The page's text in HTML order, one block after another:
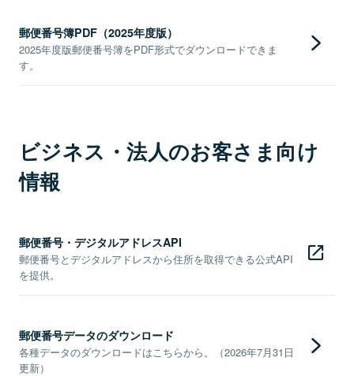
郵便番号簿PDF（2025年度版）
2025年度版郵便番号簿をPDF形式でダウンロードできま
す。
ビジネス・法人のお客さま向け
情報
郵便番号・デジタルアドレスAPI
郵便番号とデジタルアドレスから住所を取得できる公式API
を提供。
郵便番号データのダウンロード
各種データのダウンロードはこちらから。（2026年7月31日
更新）